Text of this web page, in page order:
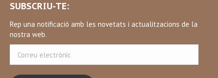
SUBSCRIU-TE:
Rep una notificació amb les novetats i actualitzacions de la
nostra web.
electrònic